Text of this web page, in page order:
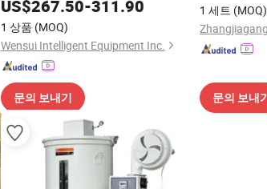
US$267.50-311.90
1 상품 (MOQ)
Wensui Intelligent Equipment Inc.
문의 보내기
1 세트 (MOQ)
문의 보내기